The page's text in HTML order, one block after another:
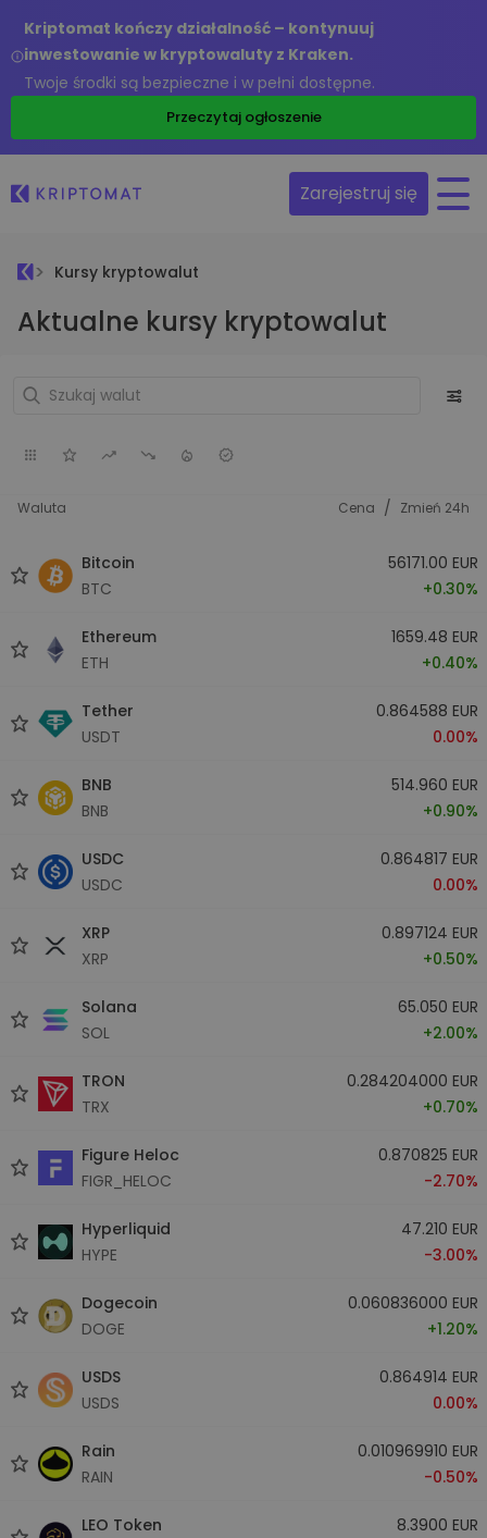
Kriptomat kończy działalność – kontynuuj
inwestowanie w kryptowaluty z Kraken.
Twoje środki są bezpieczne i w pełni dostępne.
Przeczytaj ogłoszenie
Zarejestruj się
Kursy kryptowalut
Aktualne kursy kryptowalut
Waluta Cena / Zmień 24h
Bitcoin
BTC
56171.00 EUR
+0.30%
Ethereum
ETH
1659.48 EUR
+0.40%
Tether
USDT
0.864588 EUR
0.00%
BNB
BNB
514.960 EUR
+0.90%
USDC
USDC
0.864817 EUR
0.00%
XRP
XRP
0.897124 EUR
+0.50%
Solana
SOL
65.050 EUR
+2.00%
TRON
TRX
0.284204000 EUR
+0.70%
Figure Heloc
FIGR_HELOC
0.870825 EUR
-2.70%
Hyperliquid
HYPE
47.210 EUR
-3.00%
Dogecoin
DOGE
0.060836000 EUR
+1.20%
USDS
USDS
0.864914 EUR
0.00%
Rain
RAIN
0.010969910 EUR
-0.50%
LEO Token
8.3900 EUR